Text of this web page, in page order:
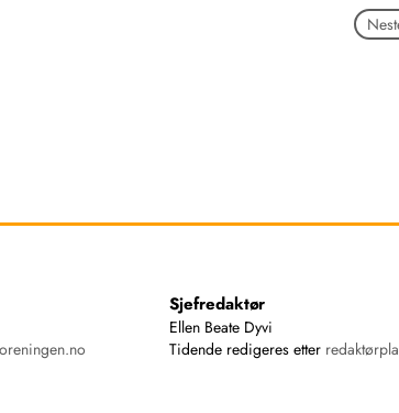
Sjefredaktør
Ellen Beate Dyvi
Tidende redigeres etter